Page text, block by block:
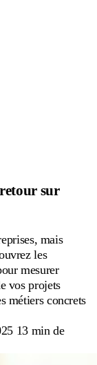
sur
mais
les
mesurer
vos projets
métiers concrets
13 min de